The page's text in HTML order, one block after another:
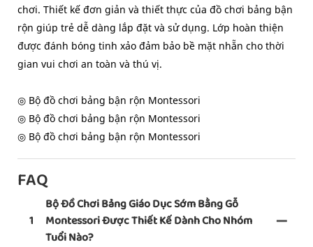
chơi. Thiết kế đơn giản và thiết thực của đồ chơi bảng bận
rộn giúp trẻ dễ dàng lắp đặt và sử dụng. Lớp hoàn thiện
được đánh bóng tinh xảo đảm bảo bề mặt nhẵn cho thời
gian vui chơi an toàn và thú vị.
◎ Bộ đồ chơi bảng bận rộn Montessori
◎ Bộ đồ chơi bảng bận rộn Montessori
◎ Bộ đồ chơi bảng bận rộn Montessori
FAQ
1
Bộ Đồ Chơi Bảng Giáo Dục Sớm Bằng Gỗ
Montessori Được Thiết Kế Dành Cho Nhóm
Tuổi Nào?